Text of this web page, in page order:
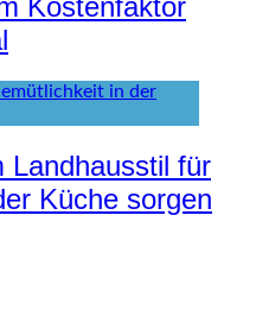
Kostenfaktor
Landhausstil für
Küche sorgen